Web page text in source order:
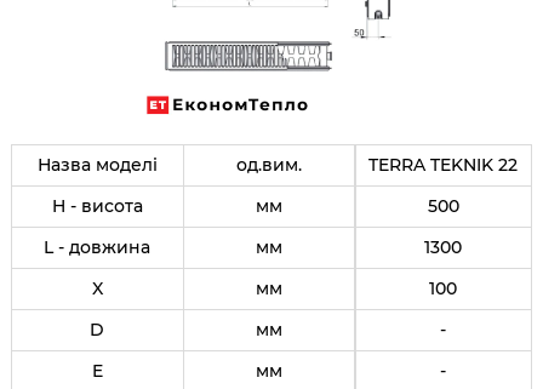
Назва моделі од.вим.
TERRA TEKNIK 22
H - висота
мм
500
L - довжина
мм
1300
X
мм
100
D
мм
-
E
мм
-